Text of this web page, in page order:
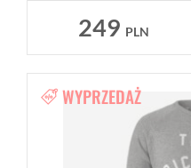
249 PLN
WYPRZEDAŻ